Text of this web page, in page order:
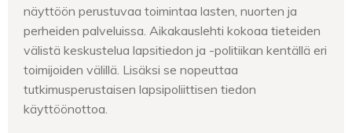
näyttöön perustuvaa toimintaa lasten, nuorten ja
perheiden palveluissa. Aikakauslehti kokoaa tieteiden
välistä keskustelua lapsitiedon ja -politiikan kentällä eri
toimijoiden välillä. Lisäksi se nopeuttaa
tutkimusperustaisen lapsipoliittisen tiedon
käyttöönottoa.